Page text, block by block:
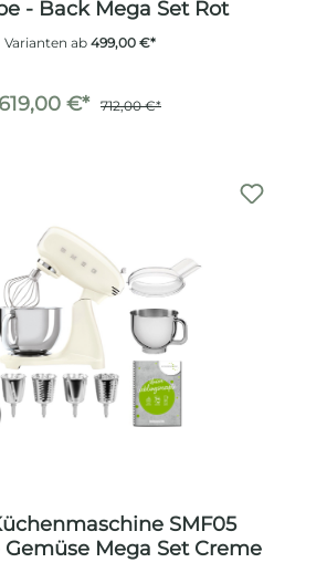
- Back Mega Set Rot
Varianten ab499,00 €*
619,00 €* 712,00 €*
SMF05
Mega Set Creme